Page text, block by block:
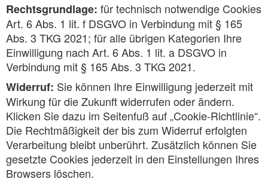
Rechtsgrundlage: für technisch notwendige Cookies
Art. 6 Abs. 1 lit. f DSGVO in Verbindung mit § 165
Abs. 3 TKG 2021; für alle übrigen Kategorien Ihre
Einwilligung nach Art. 6 Abs. 1 lit. a DSGVO in
Verbindung mit § 165 Abs. 3 TKG 2021.
Widerruf: Sie können Ihre Einwilligung jederzeit mit
Wirkung für die Zukunft widerrufen oder ändern.
Klicken Sie dazu im Seitenfuß auf „Cookie-Richtlinie“.
Die Rechtmäßigkeit der bis zum Widerruf erfolgten
Verarbeitung bleibt unberührt. Zusätzlich können Sie
gesetzte Cookies jederzeit in den Einstellungen Ihres
Browsers löschen.